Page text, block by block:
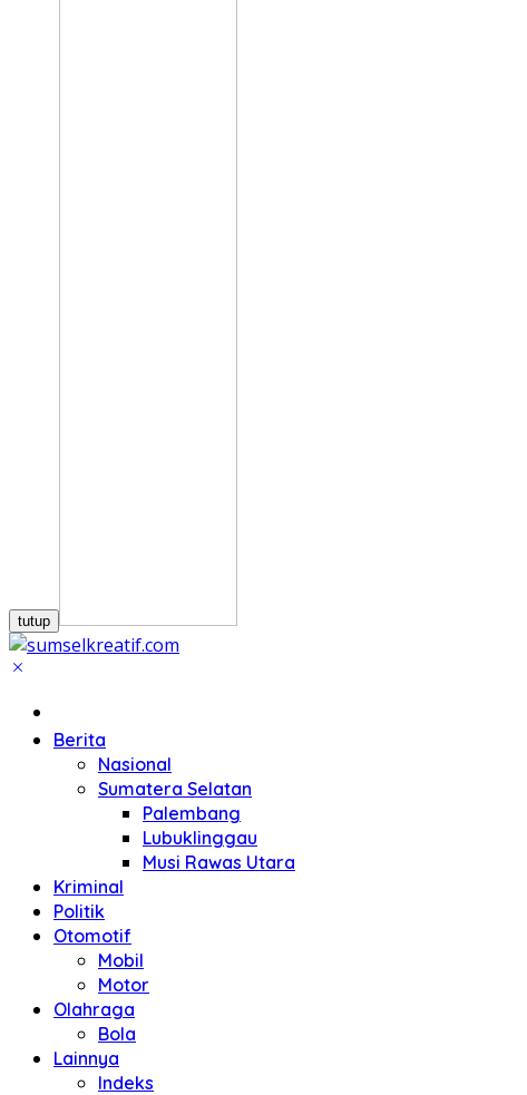
tutup
Berita
Nasional
Sumatera Selatan
Palembang
Lubuklinggau
Musi Rawas Utara
Kriminal
Politik
Otomotif
Mobil
Motor
Olahraga
Bola
Lainnya
Indeks